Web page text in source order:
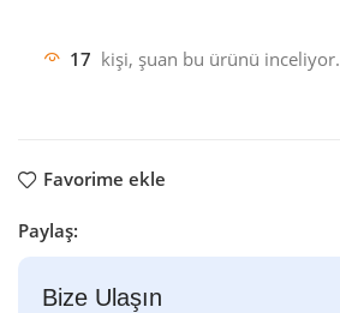
17 kişi, şuan bu ürünü inceliyor.
Favorime ekle
Paylaş:
Bize Ulaşın